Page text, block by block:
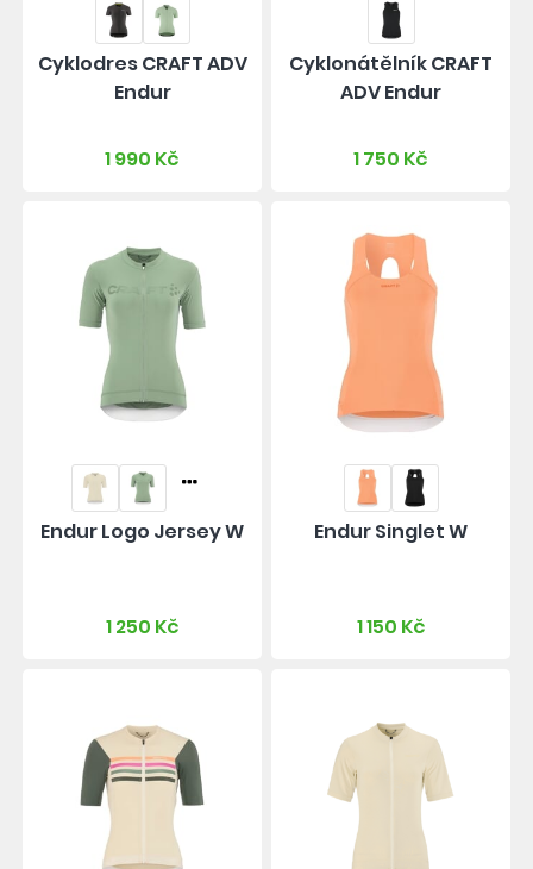
Cyklodres CRAFT ADV
Endur
1 990 Kč
Cyklonátělník CRAFT
ADV Endur
1 750 Kč
Endur Logo Jersey W
1 250 Kč
Endur Singlet W
1 150 Kč